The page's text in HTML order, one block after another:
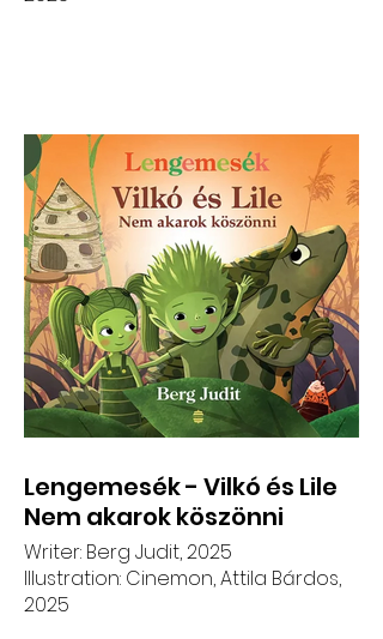
Lengemesék - Vilkó és Lile
Nem akarok köszönni
Writer: Berg Judit, 2025
Illustration: Cinemon, Attila Bárdos,
2025